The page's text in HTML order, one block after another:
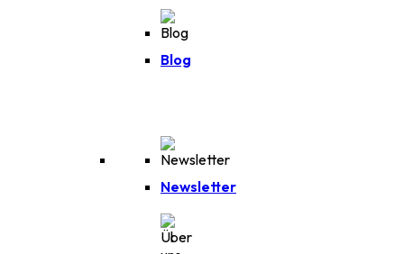
Blog
Newsletter